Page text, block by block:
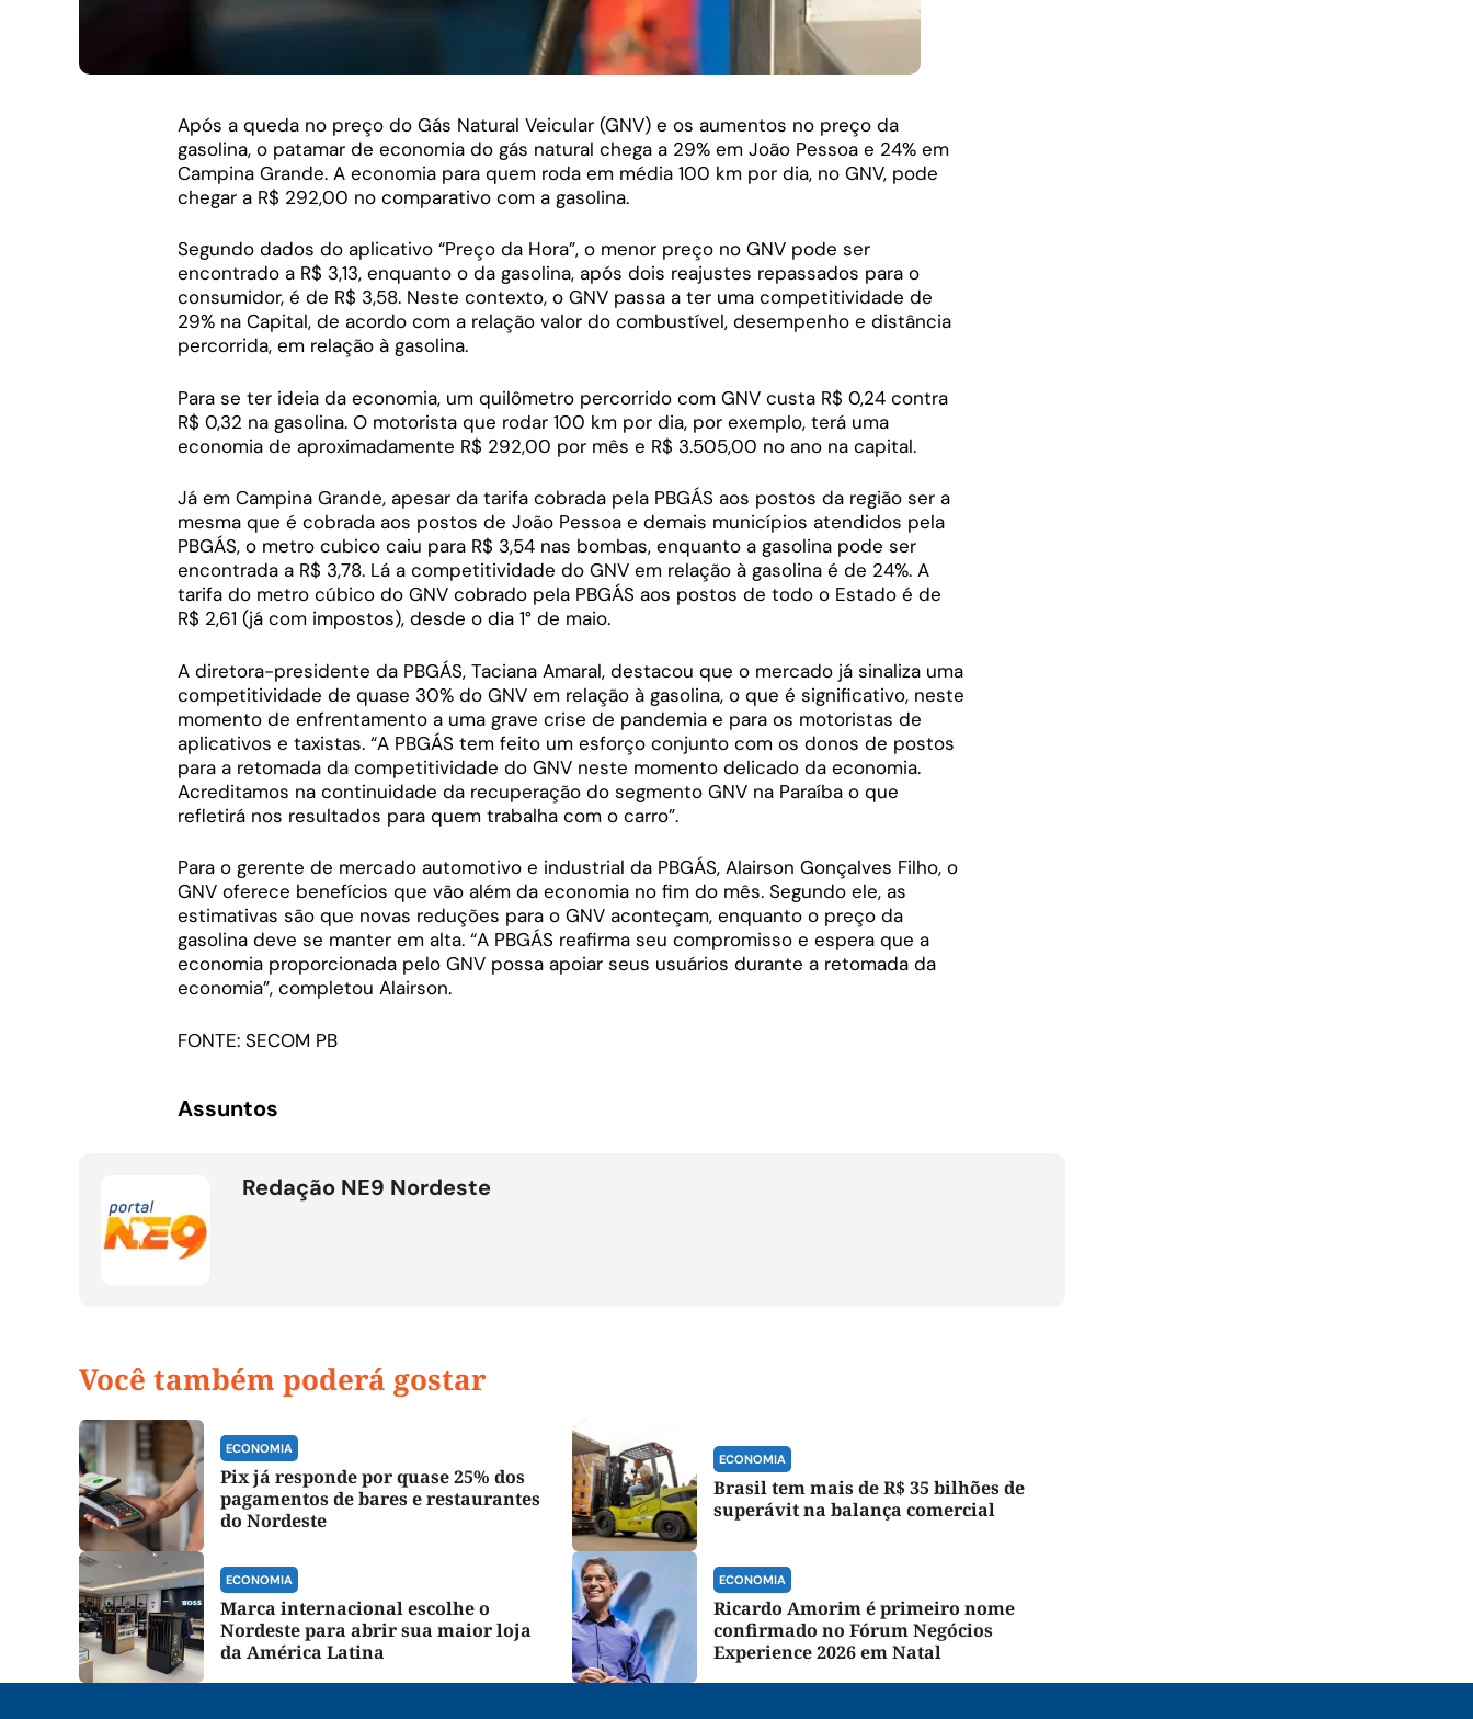
Após a queda no preço do Gás Natural Veicular (GNV) e os aumentos no preço da
gasolina, o patamar de economia do gás natural chega a 29% em João Pessoa e 24% em
Campina Grande. A economia para quem roda em média 100 km por dia, no GNV, pode
chegar a R$ 292,00 no comparativo com a gasolina.
Segundo dados do aplicativo “Preço da Hora”, o menor preço no GNV pode ser
encontrado a R$ 3,13, enquanto o da gasolina, após dois reajustes repassados para o
consumidor, é de R$ 3,58. Neste contexto, o GNV passa a ter uma competitividade de
29% na Capital, de acordo com a relação valor do combustível, desempenho e distância
percorrida, em relação à gasolina.
Para se ter ideia da economia, um quilômetro percorrido com GNV custa R$ 0,24 contra
R$ 0,32 na gasolina. O motorista que rodar 100 km por dia, por exemplo, terá uma
economia de aproximadamente R$ 292,00 por mês e R$ 3.505,00 no ano na capital.
Já em Campina Grande, apesar da tarifa cobrada pela PBGÁS aos postos da região ser a
mesma que é cobrada aos postos de João Pessoa e demais municípios atendidos pela
PBGÁS, o metro cubico caiu para R$ 3,54 nas bombas, enquanto a gasolina pode ser
encontrada a R$ 3,78. Lá a competitividade do GNV em relação à gasolina é de 24%. A
tarifa do metro cúbico do GNV cobrado pela PBGÁS aos postos de todo o Estado é de
R$ 2,61 (já com impostos), desde o dia 1° de maio.
A diretora-presidente da PBGÁS, Taciana Amaral, destacou que o mercado já sinaliza uma
competitividade de quase 30% do GNV em relação à gasolina, o que é significativo, neste
momento de enfrentamento a uma grave crise de pandemia e para os motoristas de
aplicativos e taxistas. “A PBGÁS tem feito um esforço conjunto com os donos de postos
para a retomada da competitividade do GNV neste momento delicado da economia.
Acreditamos na continuidade da recuperação do segmento GNV na Paraíba o que
refletirá nos resultados para quem trabalha com o carro”.
Para o gerente de mercado automotivo e industrial da PBGÁS, Alairson Gonçalves Filho, o
GNV oferece benefícios que vão além da economia no fim do mês. Segundo ele, as
estimativas são que novas reduções para o GNV aconteçam, enquanto o preço da
gasolina deve se manter em alta. “A PBGÁS reafirma seu compromisso e espera que a
economia proporcionada pelo GNV possa apoiar seus usuários durante a retomada da
economia”, completou Alairson.
FONTE: SECOM PB
Assuntos
Redação NE9 Nordeste
Você também poderá gostar
ECONOMIA
Pix já responde por quase 25% dos
pagamentos de bares e restaurantes
do Nordeste
ECONOMIA
Brasil tem mais de R$ 35 bilhões de
superávit na balança comercial
ECONOMIA
Marca internacional escolhe o
Nordeste para abrir sua maior loja
da América Latina
ECONOMIA
Ricardo Amorim é primeiro nome
confirmado no Fórum Negócios
Experience 2026 em Natal